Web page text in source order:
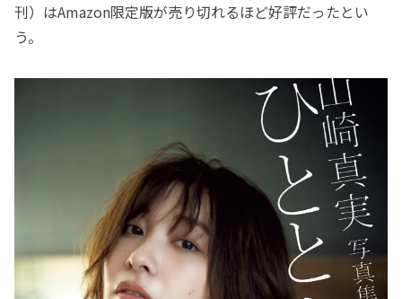
刊）はAmazon限定版が売り切れるほど好評だったとい
う。